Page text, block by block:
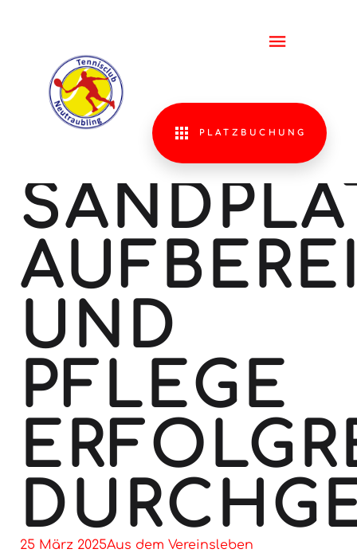
PLATZBUCHUNG
FÜR
TENNIS
UND
PFLEGE
25 März 2025Aus dem Vereinsleben